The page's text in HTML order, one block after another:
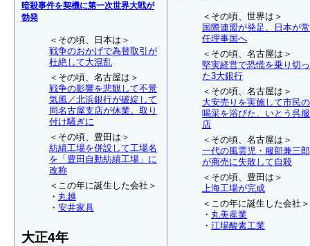
暗殺事件を契機に第一次世界大戦が
勃発
＜その頃、日本は＞
戦争のおかげで為替取引が
杜絶して大混乱
＜その頃、名古屋は＞
戦争の影響を悲観して不景
気風／北浜銀行が破綻して
同名古屋支店が休業。取り
付け騒ぎに
＜その頃、豊田は＞
紡績工場を併設して工場名
を「豊田自動紡績工場」に
改称
＜この年に誕生した会社＞
・ 丸越
・ 安井家具
大正4年
＜その頃、世界は＞
国際連盟が発足。日本が常
任理事国へ
＜その頃、名古屋は＞
堅実経営で恐慌を乗り切っ
た3大銀行
＜その頃、名古屋は＞
大安売りを実施して市民の
喝采を浴びた、いとう呉服
店
＜その頃、名古屋は＞
一代の風雲児・服部兼三郎
が商売に失敗して自殺
＜その頃、豊田は＞
上海工場が完成
＜この年に誕生した会社＞
・ 丸美産業
・ 江場酸素工業